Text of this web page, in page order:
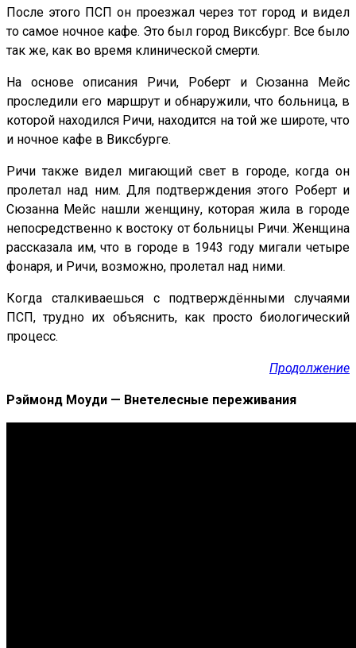
После этого ПСП он проезжал через тот город и видел
то самое ночное кафе. Это был город Виксбург. Все было
так же, как во время клинической смерти.
На основе описания Ричи, Роберт и Сюзанна Мейс
проследили его маршрут и обнаружили, что больница, в
которой находился Ричи, находится на той же широте, что
и ночное кафе в Виксбурге.
Ричи также видел мигающий свет в городе, когда он
пролетал над ним. Для подтверждения этого Роберт и
Сюзанна Мейс нашли женщину, которая жила в городе
непосредственно к востоку от больницы Ричи. Женщина
рассказала им, что в городе в 1943 году мигали четыре
фонаря, и Ричи, возможно, пролетал над ними.
Когда сталкиваешься с подтверждёнными случаями
ПСП, трудно их объяснить, как просто биологический
процесс.
Продолжение
Рэймонд Моуди — Внетелесные переживания